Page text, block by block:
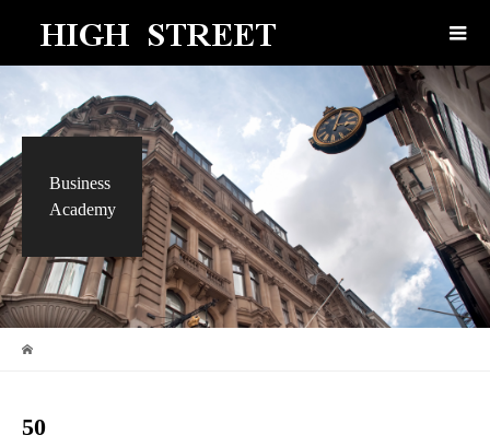
Business
Academy
50